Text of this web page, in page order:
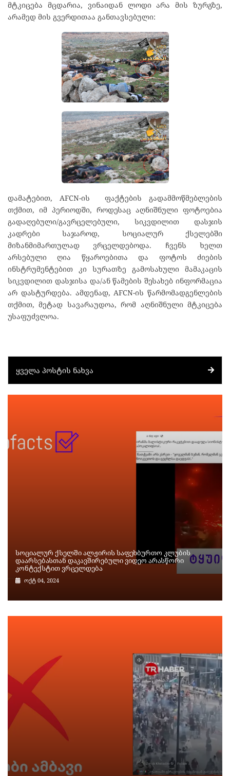
მტკიცება მცდარია, ვინაიდან ლოდი არა მის ზურგზე,
არამედ მის გვერდითაა განთავსებული:
დამატებით, AFCN-ის ფაქტების გადამმოწმებლების
თქმით, იმ პერიოდში, როდესაც აღნიშნული ფოტოებია
გადაღებული/გავრცელებული, სიკვდილით დასჯის
კადრები საჯაროდ, სოციალურ ქსელებში
მიზანმიმართულად ვრცელდებოდა. ჩვენს ხელთ
არსებული ღია წყაროებითა და ფოტოს ძიების
ინსტრუმენტებით კი სურათზე გამოსახული მამაკაცის
სიკვდილით დასჯისა და/ან წამების შესახებ ინფორმაცია
არ დასტურდება. ამდენად, AFCN-ის წარმომადგენლების
თქმით, მეტად სავარაუდოა, რომ აღნიშნული მტკიცება
უსაფუძვლოა.
ᲧᲕᲔᲚᲐ ᲞᲝᲡᲢᲘᲡ ᲜᲐᲮᲕᲐ
სოციალურ ქსელში ალჟირის საფეხბურთო კლუბის
დაარსებასთან დაკავშირებული ვიდეო არასწორი
კონტექსტით ვრცელდება
ოქტ 04, 2024